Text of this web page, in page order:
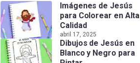
Imágenes de Jesús
para Colorear en Alta
Calidad
abril 17, 2025
Dibujos de Jesús en
Blanco y Negro para